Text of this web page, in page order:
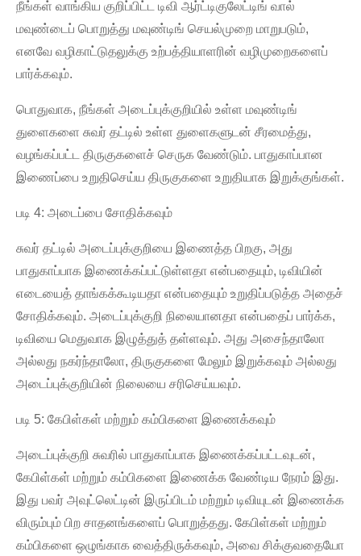
நீங்கள் வாங்கிய குறிப்பிட்ட டிவி ஆர்ட்டிகுலேட்டிங் வால்
மவுண்டைப் பொறுத்து மவுண்டிங் செயல்முறை மாறுபடும்,
எனவே வழிகாட்டுதலுக்கு உற்பத்தியாளரின் வழிமுறைகளைப்
பார்க்கவும்.
பொதுவாக, நீங்கள் அடைப்புக்குறியில் உள்ள மவுண்டிங்
துளைகளை சுவர் தட்டில் உள்ள துளைகளுடன் சீரமைத்து,
வழங்கப்பட்ட திருகுகளைச் செருக வேண்டும். பாதுகாப்பான
இணைப்பை உறுதிசெய்ய திருகுகளை உறுதியாக இறுக்குங்கள்.
படி 4: அடைப்பை சோதிக்கவும்
சுவர் தட்டில் அடைப்புக்குறியை இணைத்த பிறகு, அது
பாதுகாப்பாக இணைக்கப்பட்டுள்ளதா என்பதையும், டிவியின்
எடையைத் தாங்கக்கூடியதா என்பதையும் உறுதிப்படுத்த அதைச்
சோதிக்கவும். அடைப்புக்குறி நிலையானதா என்பதைப் பார்க்க,
டிவியை மெதுவாக இழுத்துத் தள்ளவும். அது அசைந்தாலோ
அல்லது நகர்ந்தாலோ, திருகுகளை மேலும் இறுக்கவும் அல்லது
அடைப்புக்குறியின் நிலையை சரிசெய்யவும்.
படி 5: கேபிள்கள் மற்றும் கம்பிகளை இணைக்கவும்
அடைப்புக்குறி சுவரில் பாதுகாப்பாக இணைக்கப்பட்டவுடன்,
கேபிள்கள் மற்றும் கம்பிகளை இணைக்க வேண்டிய நேரம் இது.
இது பவர் அவுட்லெட்டின் இருப்பிடம் மற்றும் டிவியுடன் இணைக்க
விரும்பும் பிற சாதனங்களைப் பொறுத்தது. கேபிள்கள் மற்றும்
கம்பிகளை ஒழுங்காக வைத்திருக்கவும், அவை சிக்குவதையோ